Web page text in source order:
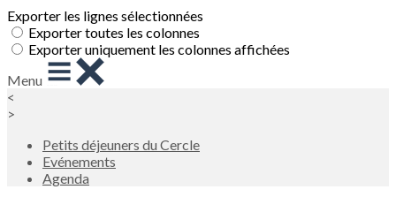
Exporter les lignes sélectionnées
Exporter toutes les colonnes
Exporter uniquement les colonnes affichées
Menu
<
>
Petits déjeuners du Cercle
Evénements
Agenda